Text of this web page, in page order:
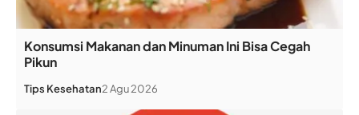
Konsumsi Makanan dan Minuman Ini Bisa Cegah
Pikun
Tips Kesehatan2 Agu 2026